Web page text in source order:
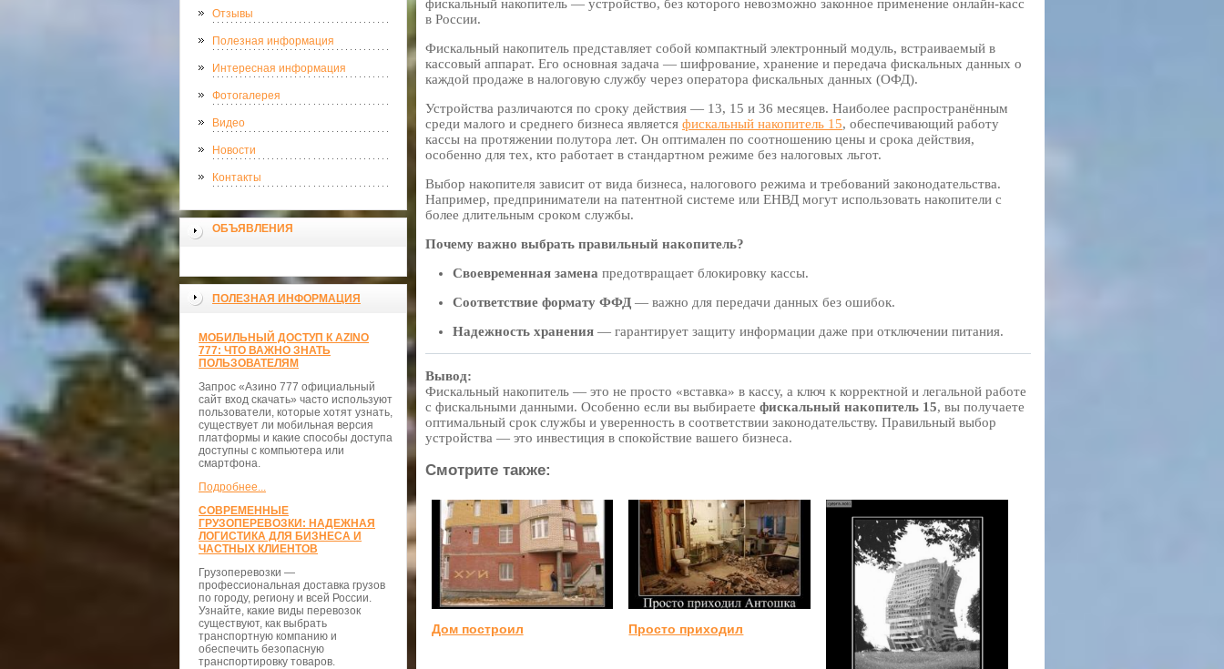
Отзывы
Полезная информация
Интересная информация
Фотогалерея
Видео
Новости
Контакты
ОБЪЯВЛЕНИЯ
ПОЛЕЗНАЯ ИНФОРМАЦИЯ
МОБИЛЬНЫЙ ДОСТУП К AZINO
777: ЧТО ВАЖНО ЗНАТЬ
ПОЛЬЗОВАТЕЛЯМ
Запрос «Азино 777 официальный
сайт вход скачать» часто используют
пользователи, которые хотят узнать,
существует ли мобильная версия
платформы и какие способы доступа
доступны с компьютера или
смартфона.
Подробнее...
СОВРЕМЕННЫЕ
ГРУЗОПЕРЕВОЗКИ: НАДЕЖНАЯ
ЛОГИСТИКА ДЛЯ БИЗНЕСА И
ЧАСТНЫХ КЛИЕНТОВ
Грузоперевозки —
профессиональная доставка грузов
по городу, региону и всей России.
Узнайте, какие виды перевозок
существуют, как выбрать
транспортную компанию и
обеспечить безопасную
транспортировку товаров.
фискальный накопитель — устройство, без которого невозможно законное применение онлайн-касс
в России.
Фискальный накопитель представляет собой компактный электронный модуль, встраиваемый в
кассовый аппарат. Его основная задача — шифрование, хранение и передача фискальных данных о
каждой продаже в налоговую службу через оператора фискальных данных (ОФД).
Устройства различаются по сроку действия — 13, 15 и 36 месяцев. Наиболее распространённым
среди малого и среднего бизнеса является фискальный накопитель 15, обеспечивающий работу
кассы на протяжении полутора лет. Он оптимален по соотношению цены и срока действия,
особенно для тех, кто работает в стандартном режиме без налоговых льгот.
Выбор накопителя зависит от вида бизнеса, налогового режима и требований законодательства.
Например, предприниматели на патентной системе или ЕНВД могут использовать накопители с
более длительным сроком службы.
Почему важно выбрать правильный накопитель?
Своевременная замена предотвращает блокировку кассы.
Соответствие формату ФФД — важно для передачи данных без ошибок.
Надежность хранения — гарантирует защиту информации даже при отключении питания.
Вывод:
Фискальный накопитель — это не просто «вставка» в кассу, а ключ к корректной и легальной работе
с фискальными данными. Особенно если вы выбираете фискальный накопитель 15, вы получаете
оптимальный срок службы и уверенность в соответствии законодательству. Правильный выбор
устройства — это инвестиция в спокойствие вашего бизнеса.
Смотрите также:
Дом построил Просто приходил